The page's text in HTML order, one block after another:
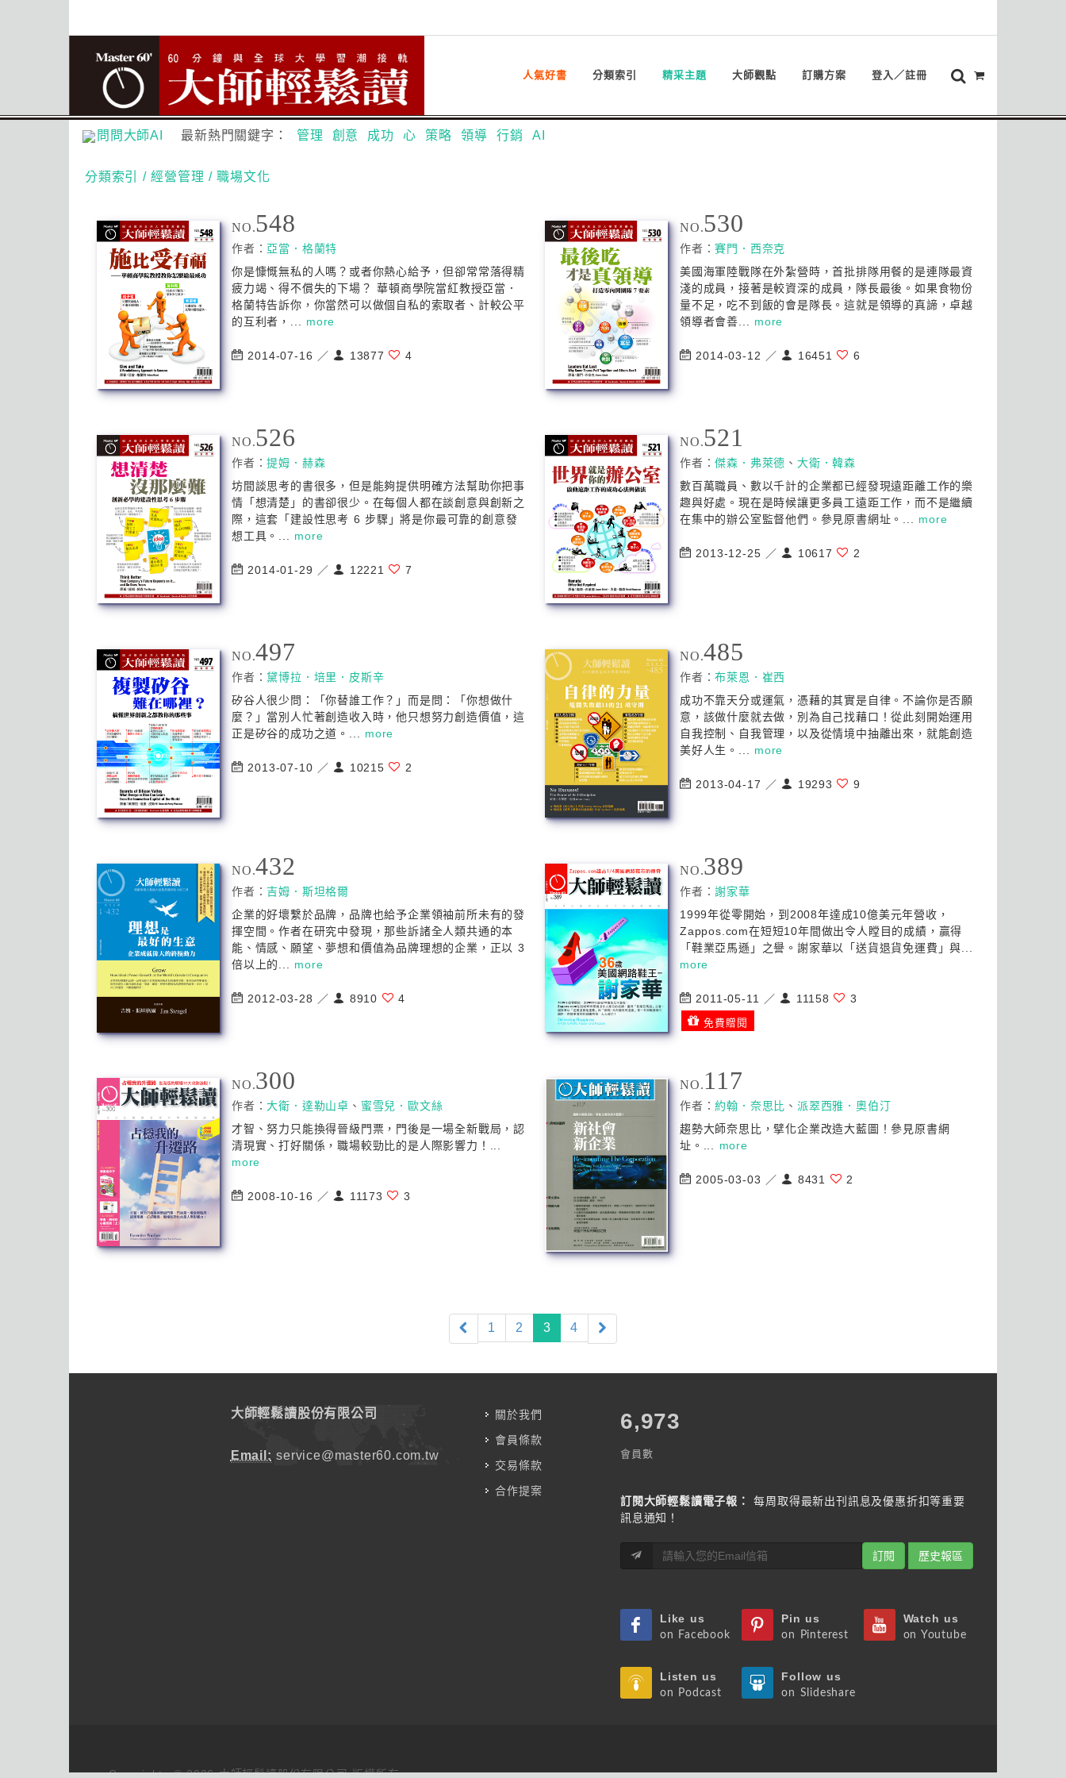
人氣好書 分類索引 精采主題 大師觀點 訂購方案 登入／註冊
問問大師AI 最新熱門關鍵字： 管理 創意 成功 心 策略 領導 行銷 AI
分類索引 / 經營管理 / 職場文化
NO.548
作者： 亞當．格蘭特
你是慷慨無私的人嗎？或者你熱心給予，但卻常常落得精
疲力竭、得不償失的下場？ 華頓商學院當紅教授亞當．
格蘭特告訴你，你當然可以做個自私的索取者、計較公平
的互利者，... more
2014-07-16 ／ 13877 4
NO.530
作者：賽門．西奈克
美國海軍陸戰隊在外紮營時，首批排隊用餐的是連隊最資
淺的成員，接著是較資深的成員，隊長最後。如果食物份
量不足，吃不到飯的會是隊長。這就是領導的真諦，卓越
領導者會善... more
2014-03-12 ／ 16451 6
NO.526
作者：提姆．赫森
坊間談思考的書很多，但是能夠提供明確方法幫助你把事
情「想清楚」的書卻很少。在每個人都在談創意與創新之
際，這套「建設性思考 6 步驟」將是你最可靠的創意發
想工具。... more
2014-01-29 ／ 12221 7
NO.521
作者：傑森．弗萊德 、大衛．韓森
數百萬職員、數以千計的企業都已經發現遠距離工作的樂
趣與好處。現在是時候讓更多員工遠距工作，而不是繼續
在集中的辦公室監督他們。參見原書網址。... more
2013-12-25 ／ 10617 2
NO.497
作者： 黛博拉．培里．皮斯辛
矽谷人很少問：「你替誰工作？」而是問：「你想做什
麼？」當別人忙著創造收入時，他只想努力創造價值，這
正是矽谷的成功之道。... more
2013-07-10 ／ 10215 2
NO.485
作者：布萊恩．崔西
成功不靠天分或運氣，憑藉的其實是自律。不論你是否願
意，該做什麼就去做，別為自己找藉口！從此刻開始運用
自我控制、自我管理，以及從情境中抽離出來，就能創造
美好人生。... more
2013-04-17 ／ 19293 9
NO.432
作者：吉姆．斯坦格爾
企業的好壞繫於品牌，品牌也給予企業領袖前所未有的發
揮空間。作者在研究中發現，那些訴諸全人類共通的本
能、情感、願望、夢想和價值為品牌理想的企業，正以 3
倍以上的... more
2012-03-28 ／ 8910 4
NO.389
作者：謝家華
1999年從零開始，到2008年達成10億美元年營收，
Zappos.com在短短10年間做出令人瞠目的成績，贏得
「鞋業亞馬遜」之譽。謝家華以「送貨退貨免運費」與...
more
2011-05-11 ／ 11158 3
免費贈閱
NO.300
作者：大衛．達勒山卓 、 蜜雪兒．歐文絲
才智、努力只能換得晉級門票，門後是一場全新戰局，認
清現實、打好關係，職場較勁比的是人際影響力！...
more
2008-10-16 ／ 11173 3
NO. 117
作者：約翰．奈思比 、派翠西雅．奧伯汀
趨勢大師奈思比，擘化企業改造大藍圖！參見原書網
址。... more
2005-03-03 ／ 8431 2
1 2 3(current)
4
大師輕鬆讀股份有限公司
Email: service@master60.com.tw
關於我們
會員條款
交易條款
合作提案
7,787
會員數
訂閱大師輕鬆讀電子報：
每周取得最新出刊訊息及優惠折扣等重要
訊息通知！
訂閱 歷史報區
Like us
on Facebook
Pin us
on Pinterest
Watch us
on Youtube
Listen us
on Podcast
Follow us
on Slideshare
Copyrights © 2026 大師輕鬆讀股份有限公司 版權所有.